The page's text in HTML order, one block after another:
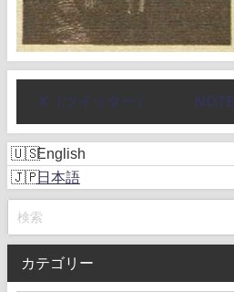
X（ツイッター） NOTE
English
日本語
カテゴリー